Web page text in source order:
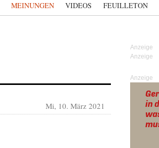
MEINUNGEN VIDEOS FEUILLETON
Mi, 10. März 2021
Anzeige